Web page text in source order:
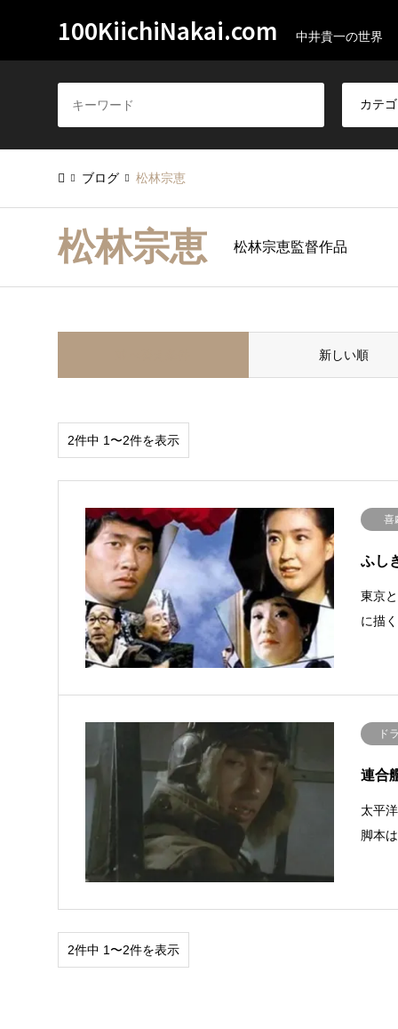
100KiichiNakai.com 中井貴一の世界
ブログ 松林宗恵
松林宗恵 松林宗恵監督作品
新しい順
2件中 1〜2件を表示
喜
ふし
東京
に描
ド
連合
太平
脚本
2件中 1〜2件を表示